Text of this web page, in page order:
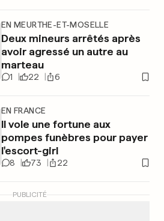
EN MEURTHE-ET-MOSELLE
Deux mineurs arrêtés après
avoir agressé un autre au
marteau
1 22 6
EN FRANCE
Il vole une fortune aux
pompes funèbres pour payer
l'escort-girl
8 73 22
PUBLICITÉ